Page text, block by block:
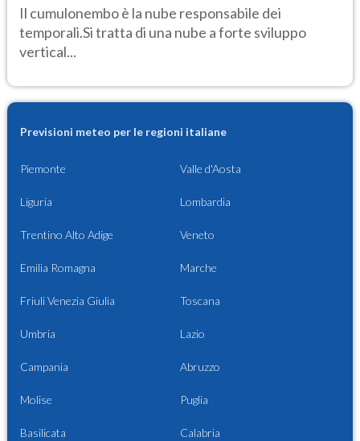
Il cumulonembo è la nube responsabile dei
temporali.Si tratta di una nube a forte sviluppo
vertical...
Previsioni meteo per le regioni italiane
Piemonte Valle d'Aosta
Liguria Lombardia
Trentino Alto Adige Veneto
Emilia Romagna Marche
Friuli Venezia Giulia Toscana
Umbria Lazio
Campania Abruzzo
Molise Puglia
Basilicata Calabria